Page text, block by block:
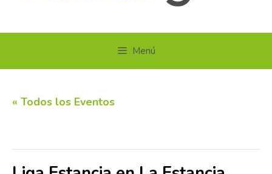
Menú
« Todos los Eventos